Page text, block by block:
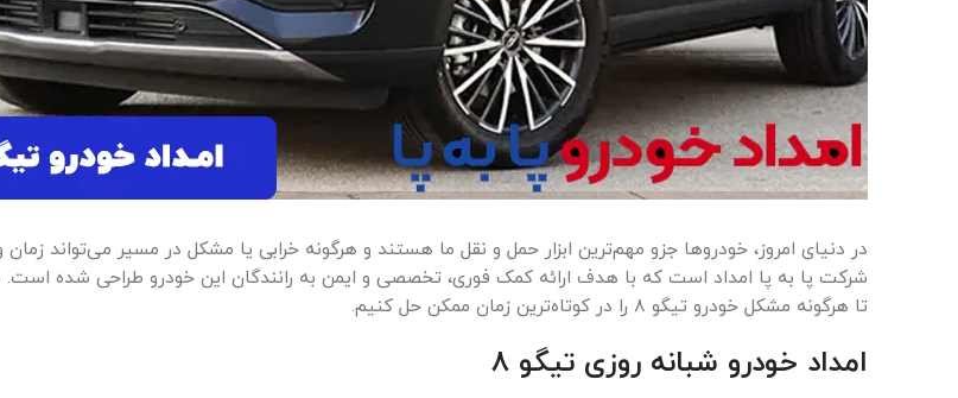
شرکت پا به پا امداد است که با هدف ارائه کمک فوری، تخصصی و ایمن به رانندگان این خودرو طراحی شده است.
تا هرگونه مشکل خودرو تیگو ۸ را در کوتاه‌ترین زمان ممکن حل کنیم.
امداد خودرو شبانه روزی تیگو 8